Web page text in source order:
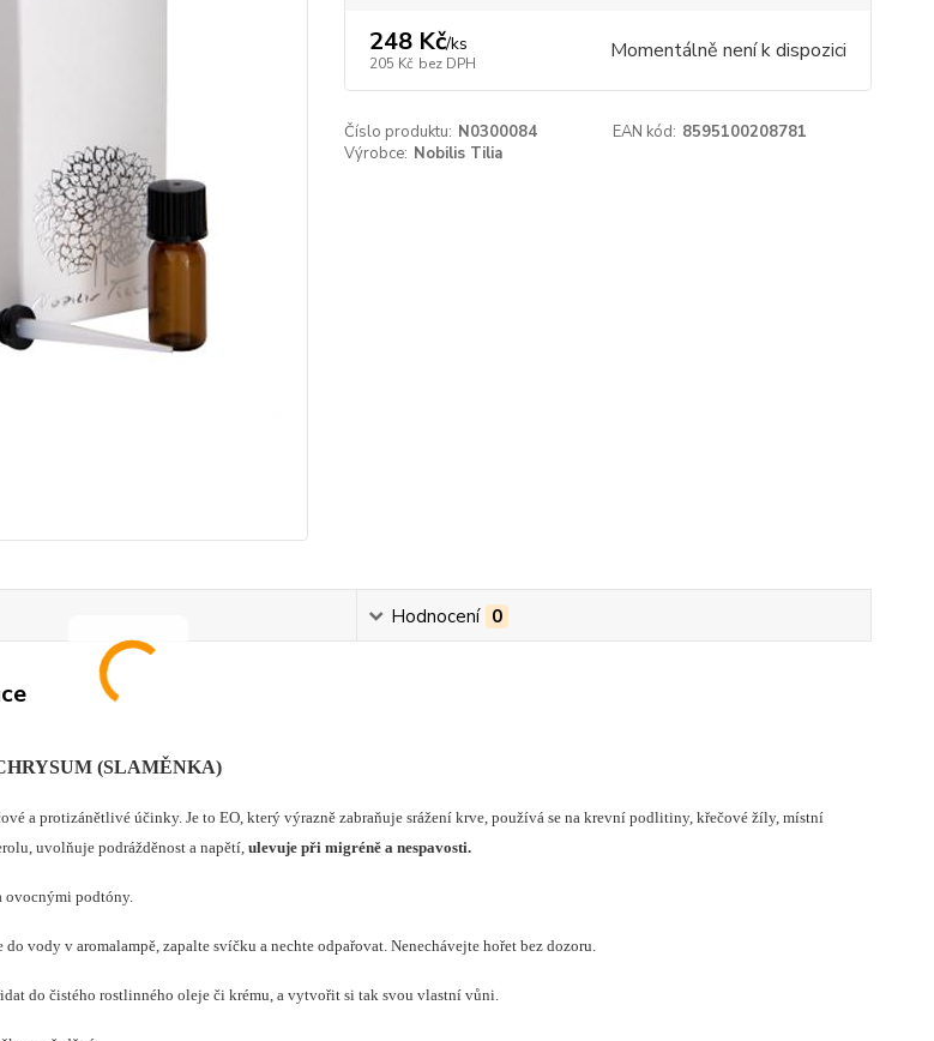
248 Kč/ks
205 Kč bez DPH Momentálně není k dispozici
Číslo produktu: N0300084 EAN kód: 8595100208781
Výrobce: Nobilis Tilia
Hodnocení 0
(SLAMĚNKA)
a protizánětlivé účinky. Je to EO, který výrazně zabraňuje srážení krve, používá se na krevní podlitiny, křečové žíly, místní
uvolňuje podrážděnost a napětí, ulevuje při migréně a nespavosti.
ovocnými podtóny.
do vody v aromalampě, zapalte svíčku a nechte odpařovat. Nenechávejte hořet bez dozoru.
do čistého rostlinného oleje či krému, a vytvořit si tak svou vlastní vůni.